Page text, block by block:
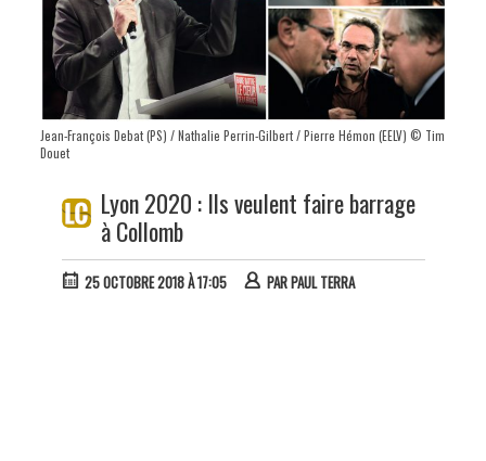
Jean-François Debat (PS) / Nathalie Perrin-Gilbert / Pierre Hémon (EELV) © Tim
Douet
Lyon 2020 : Ils veulent faire barrage
à Collomb
25 OCTOBRE 2018 À 17:05 PARPAUL TERRA